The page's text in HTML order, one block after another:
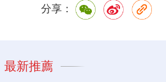
分享：
最新推薦